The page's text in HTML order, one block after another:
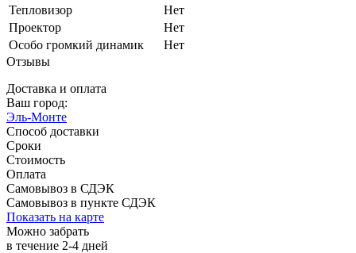
Тепловизор
Нет
Проектор
Нет
Особо громкий динамик
Нет
Отзывы
Доставка и оплата
Ваш город:
Эль-Монте
Способ доставки
Сроки
Стоимость
Оплата
Самовывоз в СДЭК
Самовывоз в пункте СДЭК
Показать на карте
Можно забрать
в течение 2-4 дней